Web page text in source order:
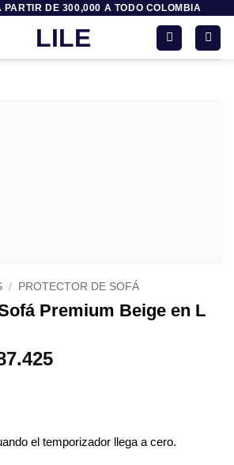
PARTIR DE 300,000 A TODO COLOMBIA
/ PROTECTOR DE SOFÁ
Premium Beige en L
El
$187.425.
el temporizador llega a cero.